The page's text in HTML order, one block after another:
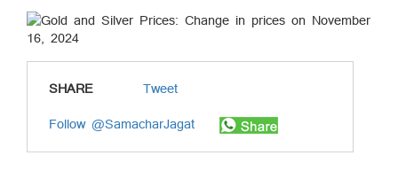
SHARE
Tweet
Follow @SamacharJagat